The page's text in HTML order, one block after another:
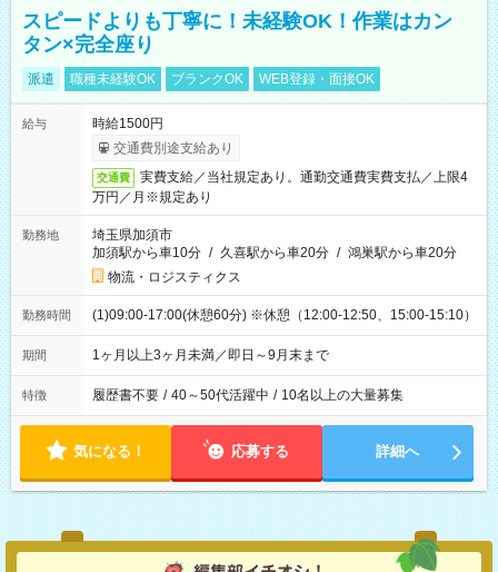
スピードよりも丁寧に！未経験OK！作業はカン
タン×完全座り
派遣 職種未経験OK ブランクOK WEB登録・面接OK
給与
時給1500円
交通費別途支給あり
交通費
実費支給／当社規定あり。通勤交通費実費支払／上限4
万円／月※規定あり
勤務地
埼玉県加須市
加須駅から車10分 / 久喜駅から車20分 / 鴻巣駅から車20分
物流・ロジスティクス
勤務時間 (1)09:00-17:00(休憩60分) ※休憩（12:00-12:50、15:00-15:10）
期間 1ヶ月以上3ヶ月未満／即日～9月末まで
特徴 履歴書不要 / 40～50代活躍中 / 10名以上の大量募集
気になる！ 応募する 詳細へ